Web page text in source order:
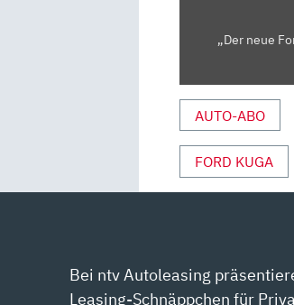
SOLLTE
|
AUTO
MOTOR
UND
SPORT“
„Der neue
AUTO-ABO
FORD KUGA
Bei ntv Autoleasing
Leasing-Schnäppchen für